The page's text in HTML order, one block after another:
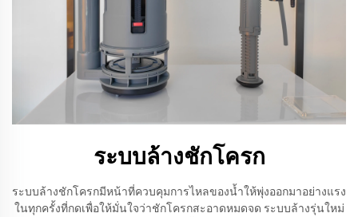
ระบบล้างชักโครก
ระบบล้างชักโครกมีหน้าที่ควบคุมการไหลของน้ำให้พุ่งออกมาอย่างแรง
ในทุกครั้งที่กดเพื่อให้มั่นใจว่าชักโครกสะอาดหมดจด ระบบล้างรุ่นใหม่